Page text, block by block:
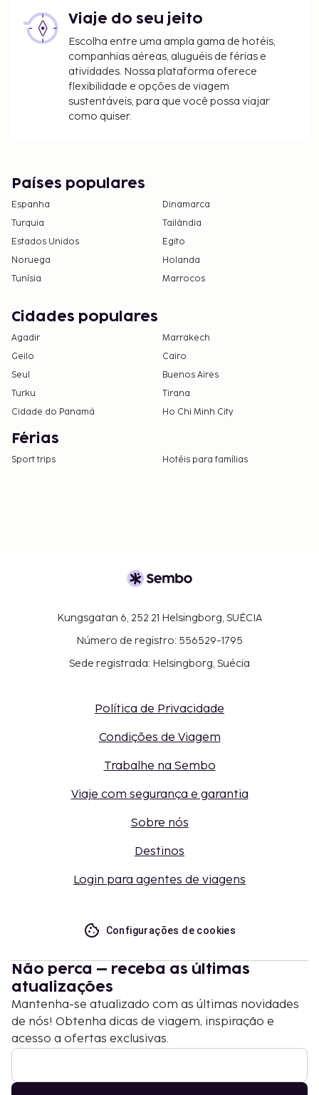
transações em numerário neste alojamento
não poderão exceder 5000 EUR. Para mais
informações, contacte o alojamento através
dos dados que constam na confirmação de
reserva.
Viaje do seu jeito
Escolha entre uma ampla gama de hotéis,
companhias aéreas, aluguéis de férias e
atividades. Nossa plataforma oferece
flexibilidade e opções de viagem
sustentáveis, para que você possa viajar
como quiser.
Países populares
Espanha
Dinamarca
Turquia
Tailândia
Estados Unidos
Egito
Noruega
Holanda
Tunísia
Marrocos
Cidades populares
Agadir
Marrakech
Geilo
Cairo
Seul
Buenos Aires
Turku
Tirana
Cidade do Panamá
Ho Chi Minh City
Férias
Sport trips Hotéis para famílias
Kungsgatan 6, 252 21 Helsingborg, SUÉCIA
Número de registro: 556529-1795
Sede registrada: Helsingborg, Suécia
Política de Privacidade
Condições de Viagem
Trabalhe na Sembo
Viaje com segurança e garantia
Sobre nós
Destinos
Login para agentes de viagens
Configurações de cookies
Não perca – receba as últimas
atualizações
Mantenha-se atualizado com as últimas novidades
de nós! Obtenha dicas de viagem, inspiração e
acesso a ofertas exclusivas.